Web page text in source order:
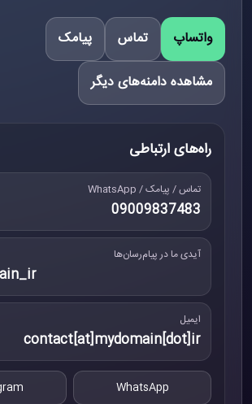
واتساپ تماس
پیامک
مشاهده دامنه‌های دیگر
راه‌های ارتباطی
تماس / پیامک / WhatsApp
09009837483
آیدی ما در پیام‌رسان‌ها
ایمیل
contact[at]mydomain[dot]ir
WhatsApp